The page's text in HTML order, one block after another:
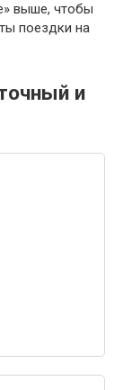
выше, чтобы
поездки на
и